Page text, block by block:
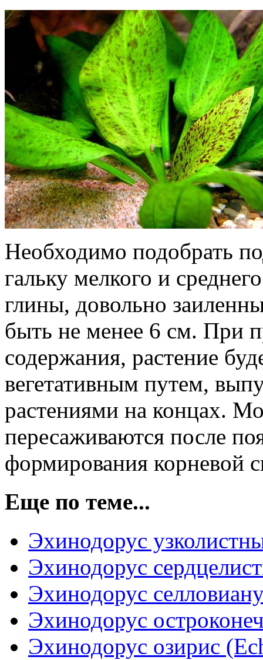
Необходимо подобрать
гальку мелкого и
глины, довольно
быть не менее 6 см. При
содержания, растение
вегетативным путем,
растениями на концах.
пересаживаются после
формирования корневой
Еще по теме...
Эхинодорус
Эхинодорус
Эхинодорус
Эхинодорус
Эхинодорус озирис